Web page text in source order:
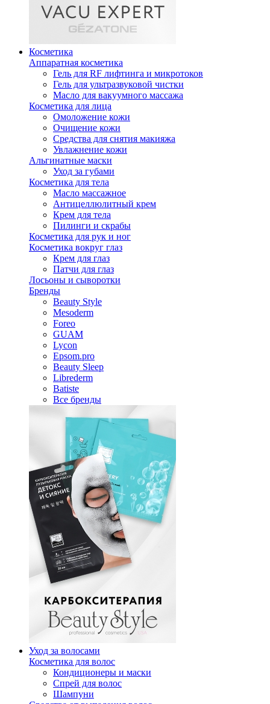
Косметика
Аппаратная косметика
Гель для RF лифтинга и микротоков
Гель для ультразвуковой чистки
Масло для вакуумного массажа
Косметика для лица
Омоложение кожи
Очищение кожи
Средства для снятия макияжа
Увлажнение кожи
Альгинатные маски
Уход за губами
Косметика для тела
Масло массажное
Антицеллюлитный крем
Крем для тела
Пилинги и скрабы
Косметика для рук и ног
Косметика вокруг глаз
Крем для глаз
Патчи для глаз
Лосьоны и сыворотки
Бренды
Beauty Style
Mesoderm
Foreo
GUAM
Lycon
Epsom.pro
Beauty Sleep
Librederm
Batiste
Все бренды
Уход за волосами
Косметика для волос
Кондиционеры и маски
Спрей для волос
Шампуни